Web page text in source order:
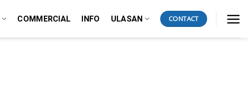
COMMERCIAL INFO ULASAN CONTACT